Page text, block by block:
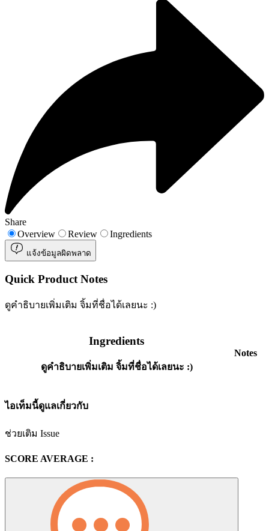
Share
Overview
Review Ingredients
แจ้งข้อมูลผิดพลาด
Quick Product Notes
ดูคำธิบายเพิ่มเติม จิ้มที่ชื่อได้เลยนะ :)
Ingredients
ดูคำธิบายเพิ่มเติม จิ้มที่ชื่อได้เลยนะ :)
Notes
ไอเท็มนี้ดูแลเกี่ยวกับ
ช่วยเติม Issue
SCORE AVERAGE :